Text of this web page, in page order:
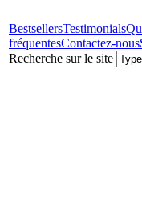
BestsellersTestimonials
fréquentesContactez-nous
Recherche sur le site